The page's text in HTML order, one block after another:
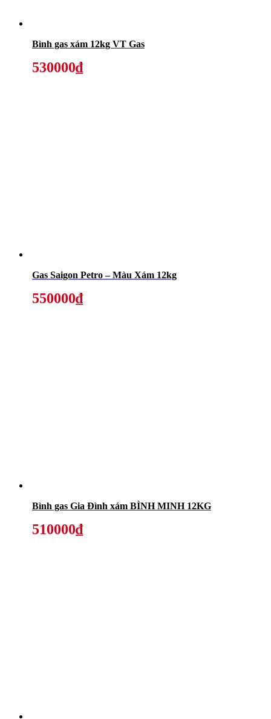
Bình gas xám 12kg VT Gas
530000₫
Gas Saigon Petro – Màu Xám 12kg
550000₫
Bình gas Gia Đình xám BÌNH MINH 12KG
510000₫